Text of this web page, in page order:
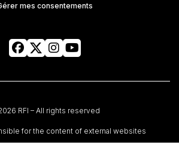
mes consentements
RFI – All rights reserved
for the content of external websites